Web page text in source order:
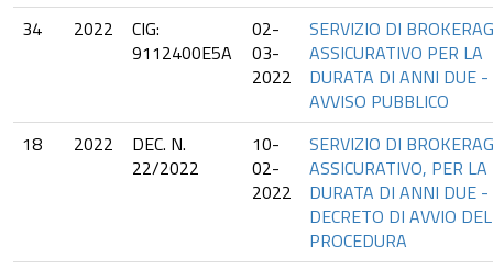
34
2022
CIG:
9112400E5A
02-
03-
2022
SERVIZIO DI
ASSICURATIVO PER LA
DURATA DI ANNI DUE -
AVVISO PUBBLICO
18
2022
DEC. N.
22/2022
10-
02-
2022
SERVIZIO DI
ASSICURATIVO, PER LA
DURATA DI ANNI DUE -
DECRETO DI AVVIO
PROCEDURA